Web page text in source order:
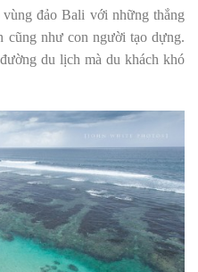
đảo Bali với những thắng
cũng như con người tạo dựng.
du lịch mà du khách khó